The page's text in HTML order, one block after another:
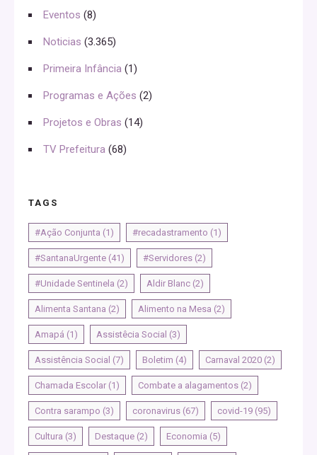
Eventos (8)
Noticias (3.365)
Primeira Infância (1)
Programas e Ações (2)
Projetos e Obras (14)
TV Prefeitura (68)
TAGS
#Ação Conjunta (1) #recadastramento (1)
#SantanaUrgente (41) #Servidores (2)
#Unidade Sentinela (2) Aldir Blanc (2)
Alimenta Santana (2) Alimento na Mesa (2)
Amapá (1) Assistêcia Social (3)
Assistência Social (7) Boletim (4) Carnaval 2020 (2)
Chamada Escolar (1) Combate a alagamentos (2)
Contra sarampo (3) coronavirus (67) covid-19 (95)
Cultura (3) Destaque (2) Economia (5)